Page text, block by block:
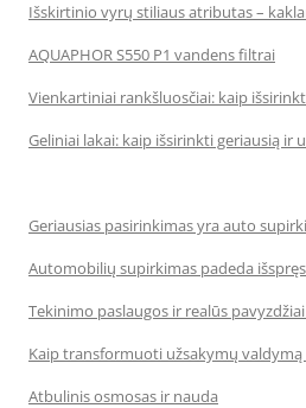
Išskirtinio vyrų stiliaus atributas –
AQUAPHOR S550 P1 vandens filtrai
Vienkartiniai rankšluosčiai: kaip
Geliniai lakai: kaip išsirinkti geriausią ir
Geriausias pasirinkimas yra auto
Automobilių supirkimas padeda
Tekinimo paslaugos ir realūs
Kaip transformuoti užsakymų valdymą
Atbulinis osmosas ir nauda